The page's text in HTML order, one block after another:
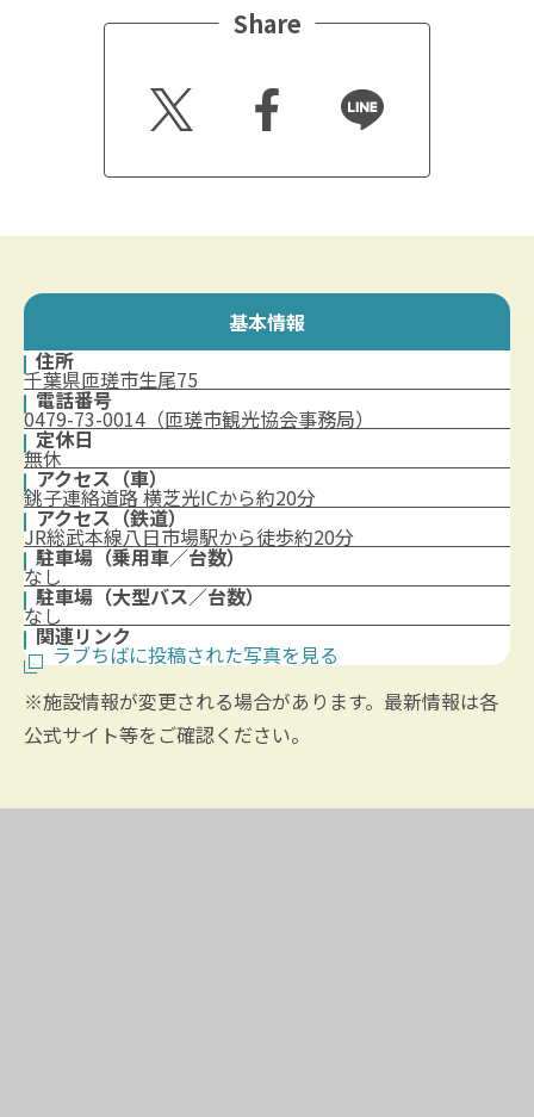
Share
Twitt
er
Faceb
ook
Line
基本情報
住所
千葉県匝瑳市生尾75
電話番号
0479-73-0014（匝瑳市観光協会事務局）
定休日
無休
アクセス（車）
銚子連絡道路 横芝光ICから約20分
アクセス（鉄道）
JR総武本線八日市場駅から徒歩約20分
駐車場（乗用車／台数）
なし
駐車場（大型バス／台数）
なし
関連リンク
ラブちばに投稿された写真を見る
※施設情報が変更される場合があります。最新情報は各
公式サイト等をご確認ください。